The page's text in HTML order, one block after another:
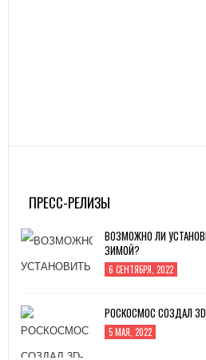
ПРЕСС-РЕЛИЗЫ
ВОЗМОЖНО ЛИ
ЗИМОЙ?
6 СЕНТЯБРЯ, 2022
РОСКОСМОС СОЗДАЛ
5 МАЯ, 2022